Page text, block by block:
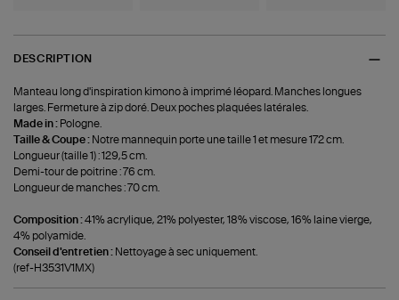
DESCRIPTION
Manteau long d'inspiration kimono à imprimé léopard. Manches longues
larges. Fermeture à zip doré. Deux poches plaquées latérales.
Made in : Pologne.
Taille & Coupe : Notre mannequin porte une taille 1 et mesure 172 cm.
Longueur (taille 1) : 129,5 cm.
Demi-tour de poitrine : 76 cm.
Longueur de manches : 70 cm.
Composition :41% acrylique, 21% polyester, 18% viscose, 16% laine vierge,
4% polyamide.
Conseil d'entretien : Nettoyage à sec uniquement.
(ref-H3531V1MX)